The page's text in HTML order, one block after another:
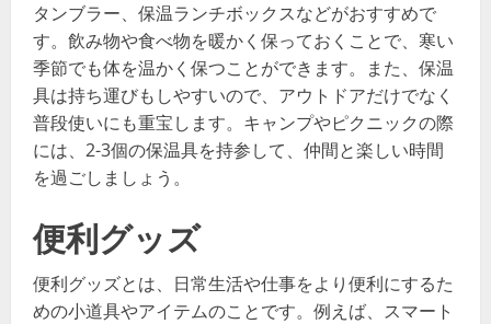
タンブラー、保温ランチボックスなどがおすすめで
す。飲み物や食べ物を暖かく保っておくことで、寒い
季節でも体を温かく保つことができます。また、保温
具は持ち運びもしやすいので、アウトドアだけでなく
普段使いにも重宝します。キャンプやピクニックの際
には、2-3個の保温具を持参して、仲間と楽しい時間
を過ごしましょう。
便利グッズ
便利グッズとは、日常生活や仕事をより便利にするた
めの小道具やアイテムのことです。例えば、スマート